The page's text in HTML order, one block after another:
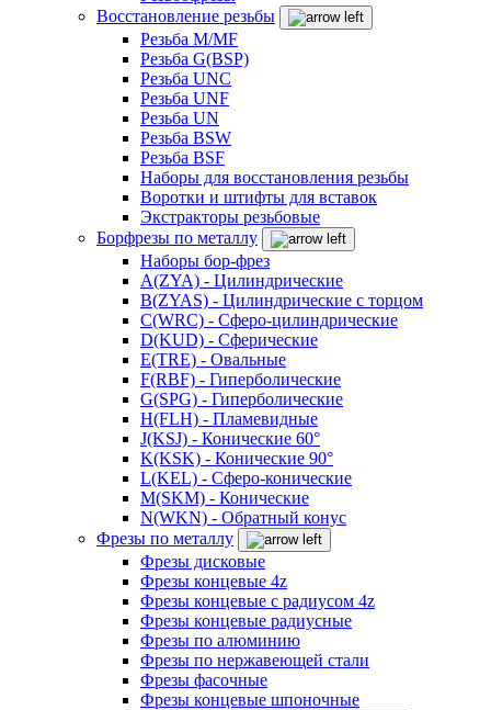
Восстановление резьбы
Резьба M/MF
Резьба G(BSP)
Резьба UNC
Резьба UNF
Резьба UN
Резьба BSW
Резьба BSF
Наборы для восстановления резьбы
Воротки и штифты для вставок
Экстракторы резьбовые
Борфрезы по металлу
Наборы бор-фрез
A(ZYA) - Цилиндрические
B(ZYAS) - Цилиндрические с торцом
C(WRC) - Сферо-цилиндрические
D(KUD) - Сферические
E(TRE) - Овальные
F(RBF) - Гиперболические
G(SPG) - Гиперболические
H(FLH) - Пламевидные
J(KSJ) - Конические 60°
K(KSK) - Конические 90°
L(KEL) - Сферо-конические
M(SKM) - Конические
N(WKN) - Обратный конус
Фрезы по металлу
Фрезы дисковые
Фрезы концевые 4z
Фрезы концевые с радиусом 4z
Фрезы концевые радиусные
Фрезы по алюминию
Фрезы по нержавеющей стали
Фрезы фасочные
Фрезы концевые шпоночные